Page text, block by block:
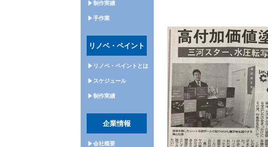
制作実績
手作業
リノベ・ペイント
リノベ・ペイントとは
スケジュール
制作実績
企業情報
会社概要